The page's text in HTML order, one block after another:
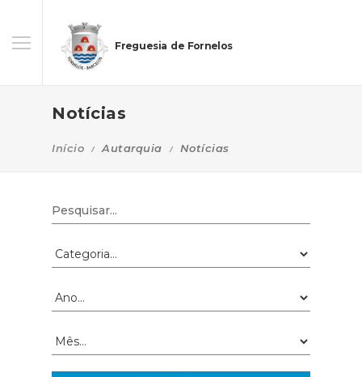
Freguesia de Fornelos
Notícias
Início Autarquia Notícias